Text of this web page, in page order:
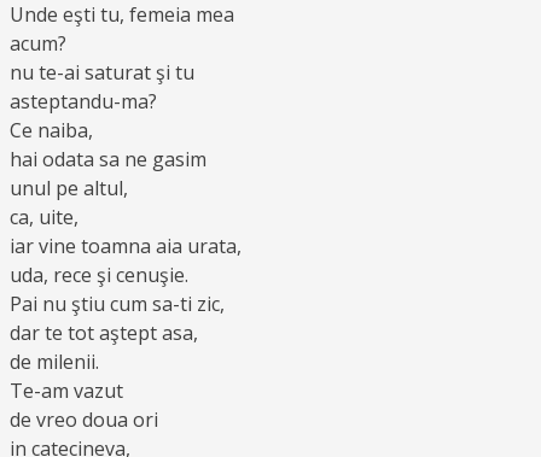
Unde eşti tu, femeia mea
acum?
nu te-ai saturat şi tu
asteptandu-ma?
Ce naiba,
hai odata sa ne gasim
unul pe altul,
ca, uite,
iar vine toamna aia urata,
uda, rece şi cenuşie.
Pai nu ştiu cum sa-ti zic,
dar te tot aştept asa,
de milenii.
Te-am vazut
de vreo doua ori
in catecineva,